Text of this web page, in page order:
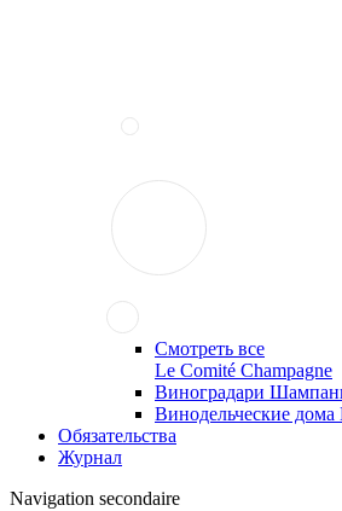
Смотреть все
Le Comité Champagne
Виноградари
Винодельческие
Обязательства
Журнал
Navigation secondaire